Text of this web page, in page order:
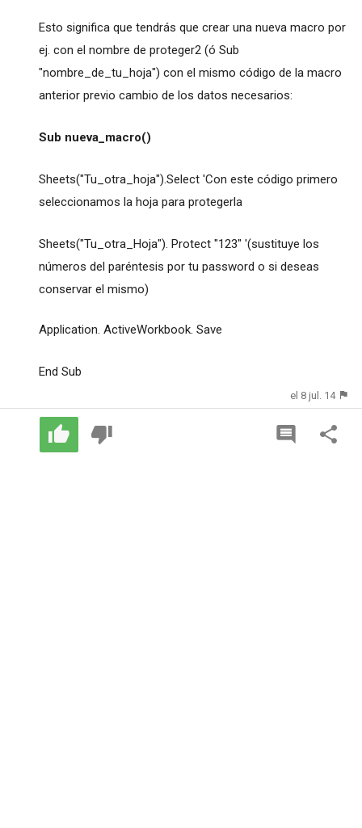
Esto significa que tendrás que crear una nueva macro por
ej. con el nombre de proteger2 (ó Sub
"nombre_de_tu_hoja") con el mismo código de la macro
anterior previo cambio de los datos necesarios:
Sub nueva_macro()
Sheets("Tu_otra_hoja").Select 'Con este código primero
seleccionamos la hoja para protegerla
Sheets("Tu_otra_Hoja"). Protect "123" '(sustituye los
números del paréntesis por tu password o si deseas
conservar el mismo)
Application. ActiveWorkbook. Save
End Sub
el 8 jul. 14